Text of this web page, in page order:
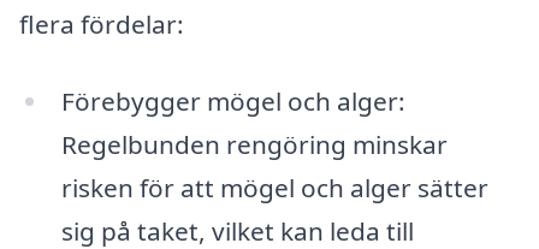
flera fördelar:
Förebygger mögel och alger:
Regelbunden rengöring minskar
risken för att mögel och alger sätter
sig på taket, vilket kan leda till